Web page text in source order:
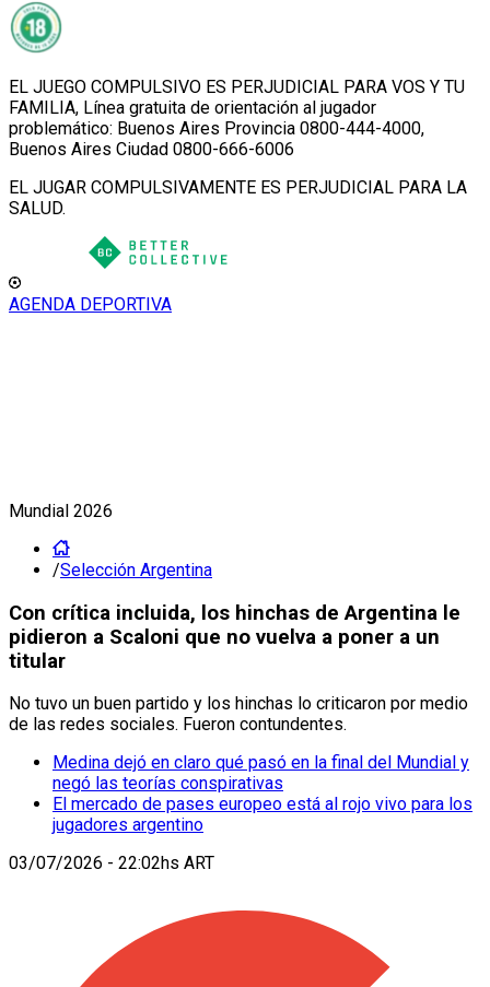
EL JUEGO COMPULSIVO ES PERJUDICIAL PARA VOS Y TU
FAMILIA, Línea gratuita de orientación al jugador
problemático: Buenos Aires Provincia 0800-444-4000,
Buenos Aires Ciudad 0800-666-6006
EL JUGAR COMPULSIVAMENTE ES PERJUDICIAL PARA LA
SALUD.
AGENDA DEPORTIVA
Mundial 2026
/Selección Argentina
Con crítica incluida, los hinchas de Argentina le
pidieron a Scaloni que no vuelva a poner a un
titular
No tuvo un buen partido y los hinchas lo criticaron por medio
de las redes sociales. Fueron contundentes.
Medina dejó en claro qué pasó en la final del Mundial y
negó las teorías conspirativas
El mercado de pases europeo está al rojo vivo para los
jugadores argentino
03/07/2026 - 22:02hs ART